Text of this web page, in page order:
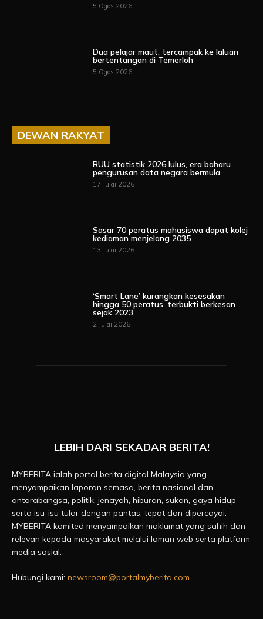
5 Ogos 2026
Dua pelajar maut, tercampak ke laluan
bertentangan di Temerloh
5 Ogos 2026
DEWAN RAKYAT
RUU statistik 2026 lulus, era baharu
pengurusan data negara bermula
17 Julai 2026
Sasar 70 peratus mahasiswa dapat kolej
kediaman menjelang 2035
13 Julai 2026
‘Smart Lane’ kurangkan kesesakan
hingga 50 peratus, terbukti berkesan
sejak 2023
2 Julai 2026
LEBIH DARI SEKADAR BERITA!
MYBERITA ialah portal berita digital Malaysia yang
menyampaikan laporan semasa, berita nasional dan
antarabangsa, politik, jenayah, hiburan, sukan, gaya hidup
serta isu-isu tular dengan pantas, tepat dan dipercayai.
MYBERITA komited menyampaikan maklumat yang sahih dan
relevan kepada masyarakat melalui laman web serta platform
media sosial.
Hubungi kami: newsroom@portalmyberita.com